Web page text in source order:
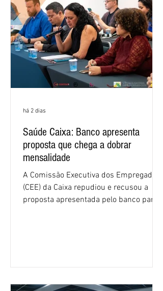
Saúde Caixa: Banco apresenta
proposta que chega a dobrar
mensalidade
A Comissão Executiva dos Empregados
(CEE) da Caixa repudiou e recusou a
proposta apresentada pelo banco para o
negociações das empregadas e dos
há 2 dias